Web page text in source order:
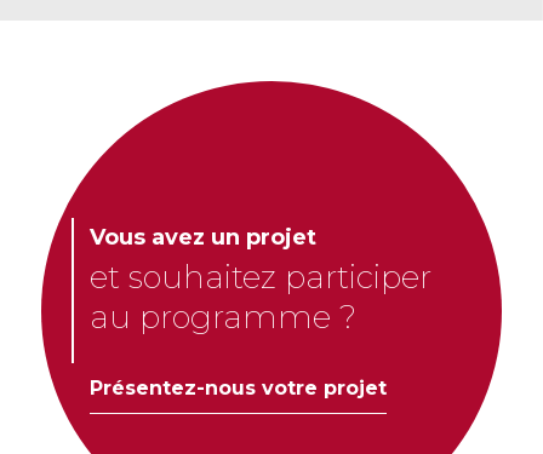
Vous avez un projet
et souhaitez participer
au programme ?
Présentez-nous votre projet